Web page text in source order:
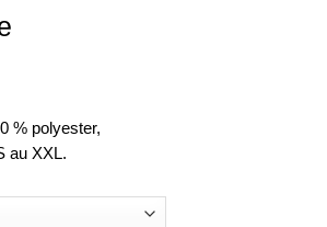
% polyester,
au XXL.